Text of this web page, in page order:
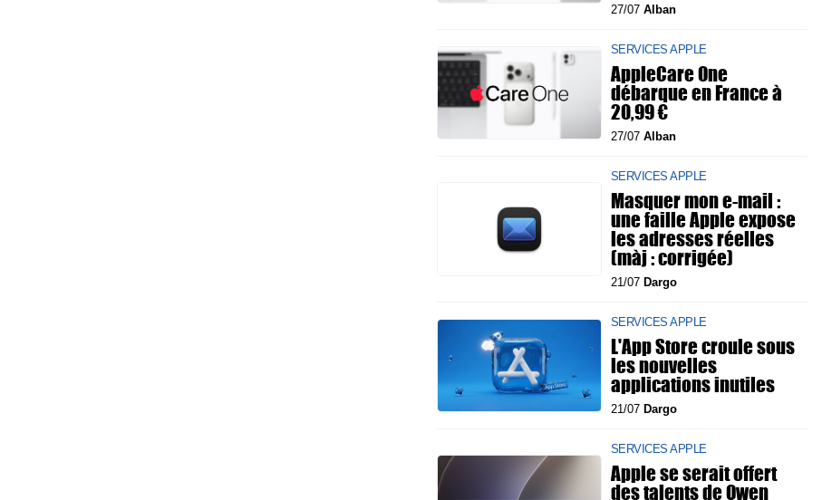
27/07 Alban
SERVICES APPLE
AppleCare One
débarque en France à
20,99 €
27/07 Alban
SERVICES APPLE
Masquer mon e-mail :
une faille Apple expose
les adresses réelles
(màj : corrigée)
21/07 Dargo
SERVICES APPLE
L'App Store croule sous
les nouvelles
applications inutiles
21/07 Dargo
SERVICES APPLE
Apple se serait offert
des talents de Qwen